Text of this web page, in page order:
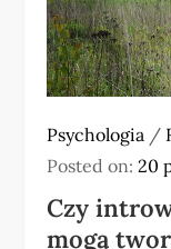
Psychologia /
Posted on:20
Czy
mogą